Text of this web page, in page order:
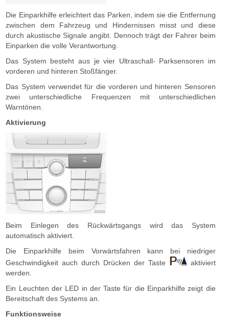
Die Einparkhilfe erleichtert das Parken, indem sie die Entfernung
zwischen dem Fahrzeug und Hindernissen misst und diese
durch akustische Signale angibt. Dennoch trägt der Fahrer beim
Einparken die volle Verantwortung.
Das System besteht aus je vier Ultraschall- Parksensoren im
vorderen und hinteren Stoßfänger.
Das System verwendet für die vorderen und hinteren Sensoren
zwei unterschiedliche Frequenzen mit unterschiedlichen
Warntönen.
Aktivierung
Beim Einlegen des Rückwärtsgangs wird das System
automatisch aktiviert.
Die Einparkhilfe beim Vorwärtsfahren kann bei niedriger
Geschwindigkeit auch durch Drücken der Taste
aktiviert
werden.
Ein Leuchten der LED in der Taste für die Einparkhilfe zeigt die
Bereitschaft des Systems an.
Funktionsweise